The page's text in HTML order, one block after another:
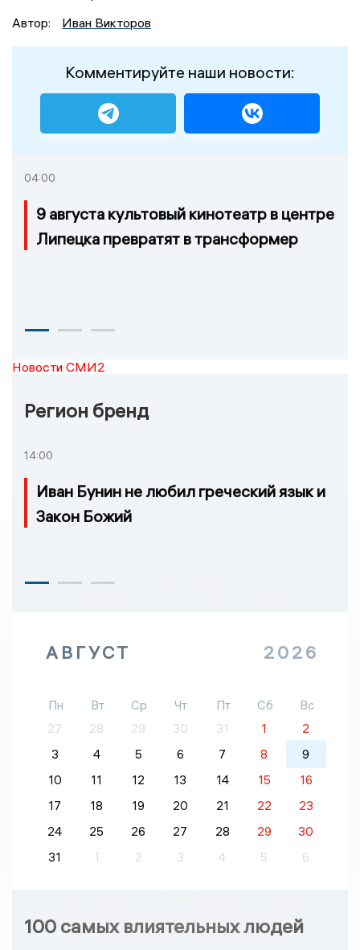
Автор:
Иван Викторов
Комментируйте наши новости:
04:00
9 августа культовый кинотеатр в центре
Липецка превратят в трансформер
Новости СМИ2
Регион бренд
14:00
Иван Бунин не любил греческий язык и
Закон Божий
АВГУСТ 2026
Пн Вт Ср Чт Пт Сб
Вс
27
28 29 30 31 1
2
3
4 5 6 7 8
9
10
11 12 13 14 15
16
17
18 19 20 21 22
23
24
25 26 27 28 29
30
31
1 2 3 4 5 6
100 самых влиятельных людей